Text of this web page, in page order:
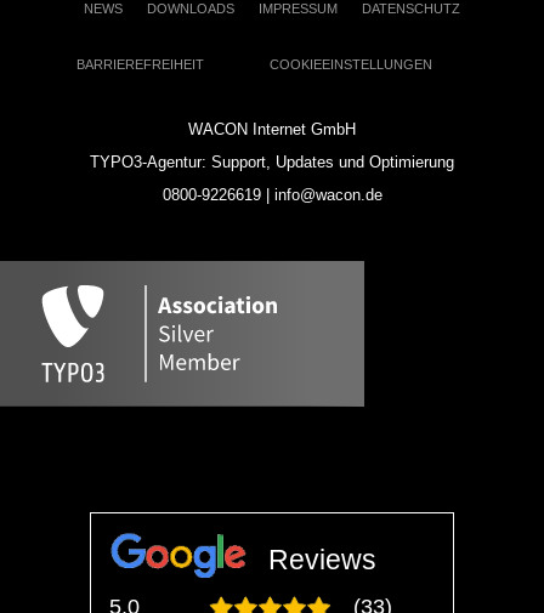
NEWS DOWNLOADS IMPRESSUM DATENSCHUTZ
BARRIEREFREIHEIT COOKIEEINSTELLUNGEN
WACON Internet GmbH
TYPO3-Agentur: Support, Updates und Optimierung
0800-9226619 | info@wacon.de
Reviews
5,0 (33)